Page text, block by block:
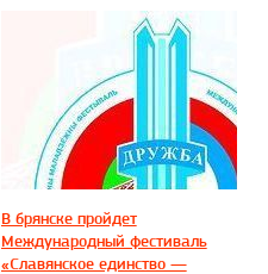
В брянске пройдет
Международный фестиваль
«Славянское единство —